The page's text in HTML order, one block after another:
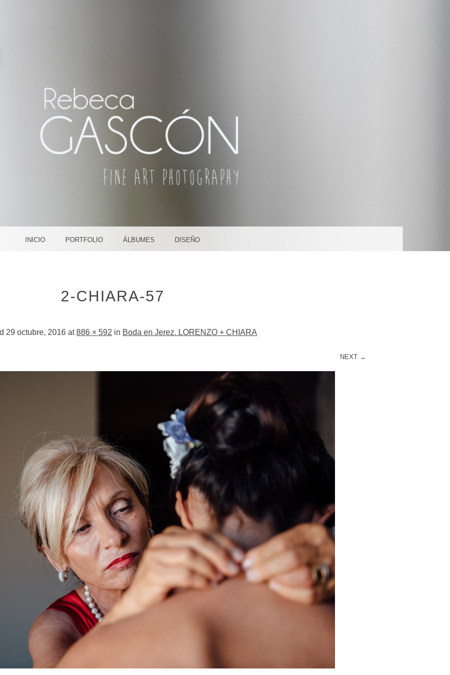
SOÑAR,
CREAR
DE LA FRONTERA ¡Y DÓNDE TÚ QUIERAS!
INICIO PORTFOLIO ÁLBUMES DISEÑO
2-CHIARA-57
29 octubre, 2016 at886 × 592 in Boda en Jerez. LORENZO + CHIARA
NEXT →